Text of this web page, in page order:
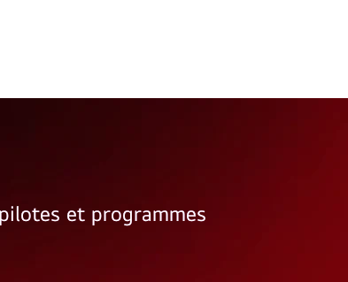
et programmes